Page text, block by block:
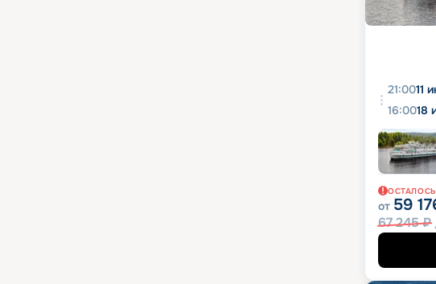
21:0011
16:0018
ОСТАЛОСЬ
от 59
67 245₽